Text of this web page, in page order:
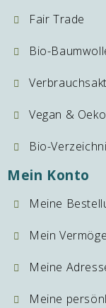
Fair Trade
Bio-
Vegan &
Bio-
Mein Konto
Meine
Mein
Meine
Meine